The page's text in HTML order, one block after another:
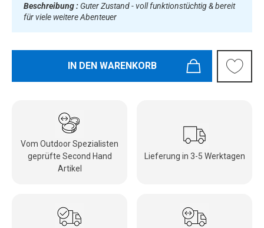
Beschreibung : Guter Zustand - voll funktionstüchtig & bereit
für viele weitere Abenteuer
IN DEN WARENKORB
Vom Outdoor Spezialisten
geprüfte Second Hand
Artikel
Lieferung in 3-5 Werktagen